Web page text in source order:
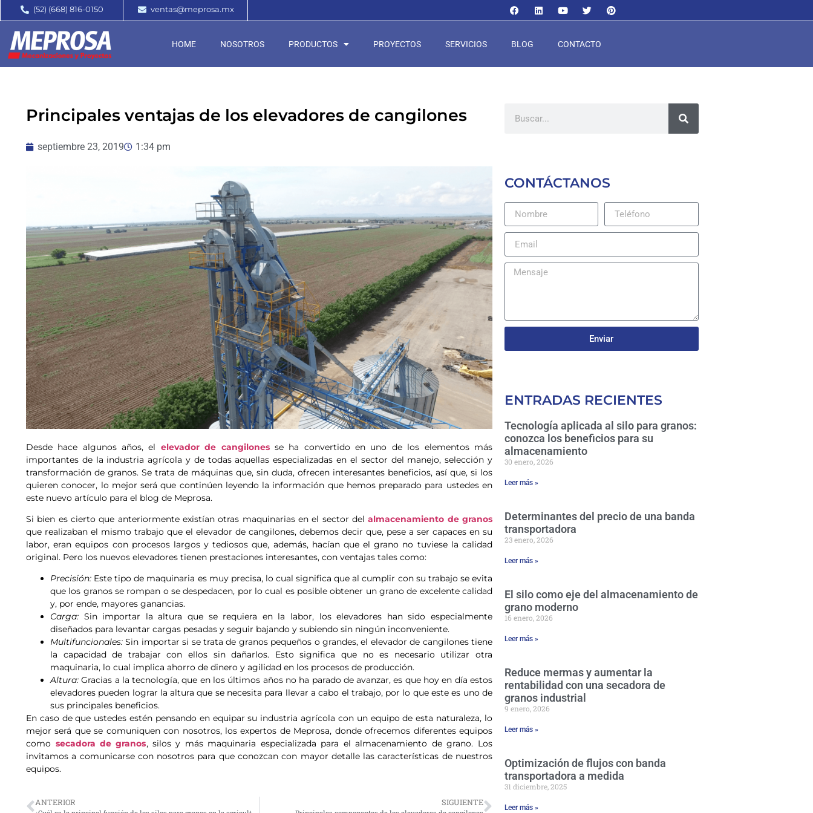
(52) (668) 816-0150 ventas@meprosa.mx
HOME NOSOTROS PRODUCTOS PROYECTOS SERVICIOS BLOG CONTACTO
Principales ventajas de los elevadores de cangilones
septiembre 23, 2019 1:34 pm
Desde hace algunos años, el elevador de cangilonesse ha convertido en uno de los elementos más
importantes de la industria agrícola y de todas aquellas especializadas en el sector del manejo, selección y
transformación de granos. Se trata de máquinas que, sin duda, ofrecen interesantes beneficios, así que, si los
quieren conocer, lo mejor será que continúen leyendo la información que hemos preparado para ustedes en
este nuevo artículo para el blog de Meprosa.
Si bien es cierto que anteriormente existían otras maquinarias en el sector delalmacenamiento de granos
que realizaban el mismo trabajo que el elevador de cangilones, debemos decir que, pese a ser capaces en su
labor, eran equipos con procesos largos y tediosos que, además, hacían que el grano no tuviese la calidad
original. Pero los nuevos elevadores tienen prestaciones interesantes, con ventajas tales como:
Precisión: Este tipo de maquinaria es muy precisa, lo cual significa que al cumplir con su trabajo se evita
que los granos se rompan o se despedacen, por lo cual es posible obtener un grano de excelente calidad
y, por ende, mayores ganancias.
Carga: Sin importar la altura que se requiera en la labor, los elevadores han sido especialmente
diseñados para levantar cargas pesadas y seguir bajando y subiendo sin ningún inconveniente.
Multifuncionales:Sin importar si se trata de granos pequeños o grandes, el elevador de cangilones tiene
la capacidad de trabajar con ellos sin dañarlos. Esto significa que no es necesario utilizar otra
maquinaria, lo cual implica ahorro de dinero y agilidad en los procesos de producción.
Altura: Gracias a la tecnología, que en los últimos años no ha parado de avanzar, es que hoy en día estos
elevadores pueden lograr la altura que se necesita para llevar a cabo el trabajo, por lo que este es uno de
sus principales beneficios.
En caso de que ustedes estén pensando en equipar su industria agrícola con un equipo de esta naturaleza, lo
mejor será que se comuniquen con nosotros, los expertos de Meprosa, donde ofrecemos diferentes equipos
como secadora de granos, silos y más maquinaria especializada para el almacenamiento de grano. Los
invitamos a comunicarse con nosotros para que conozcan con mayor detalle las características de nuestros
equipos.
ANTERIOR SIGUIENTE
CONTÁCTANOS
Enviar
ENTRADAS RECIENTES
Tecnología aplicada al silo para granos:
conozca los beneficios para su
almacenamiento
30 enero, 2026
Leer más »
Determinantes del precio de una banda
transportadora
23 enero, 2026
Leer más »
El silo como eje del almacenamiento de
grano moderno
16 enero, 2026
Leer más »
Reduce mermas y aumentar la
rentabilidad con una secadora de
granos industrial
9 enero, 2026
Leer más »
Optimización de flujos con banda
transportadora a medida
31 diciembre, 2025
Leer más »